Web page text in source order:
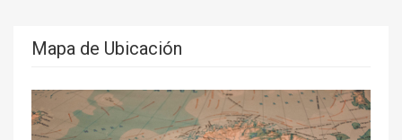
Mapa de Ubicación